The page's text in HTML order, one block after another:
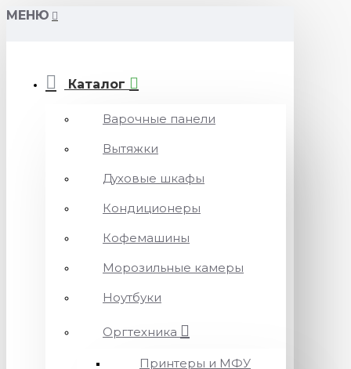
МЕНЮ
Каталог
Варочные панели
Вытяжки
Духовые шкафы
Кондиционеры
Кофемашины
Морозильные камеры
Ноутбуки
Оргтехника
Принтеры и МФУ